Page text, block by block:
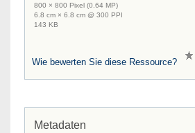
800 × 800 Pixel (0.64 MP)
6.8 cm × 6.8 cm @ 300 PPI
143 KB
Wie bewerten Sie diese Ressource?
Metadaten